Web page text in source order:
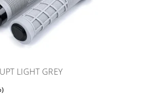
LIGHT GREY